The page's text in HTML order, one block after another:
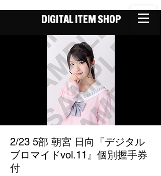
DIGITAL ITEM SHOP
2/23 5部 朝宮 日向『デジタル
ブロマイドvol.11』個別握手券
付